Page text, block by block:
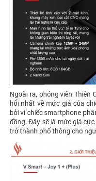
Ngoài ra, phóng viên Thiên
hổi nhất về mức giá của
bởi vì chiếc smartphone
đồng. Đây sẽ là mức giá
trở thành phổ thông cho